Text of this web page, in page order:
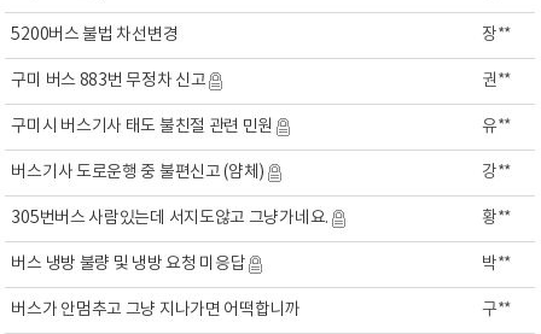
5200버스 불법 차선변경 장**
구미 버스 883번 무정차 신고 권**
구미시 버스기사 태도 불친절 관련 민원 유**
버스기사 도로운행 중 불편신고 (얌체) 강**
305번버스 사람있는데 서지도않고 그냥가네요. 황**
버스 냉방 불량 및 냉방 요청 미응답 박**
버스가 안멈추고 그냥 지나가면 어떡합니까 구**